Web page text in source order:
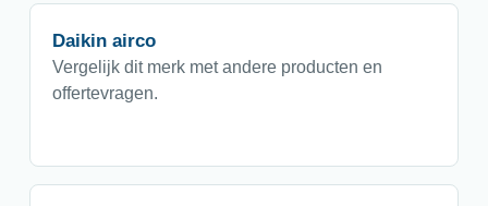
Daikin airco
Vergelijk dit merk met andere producten en
offertevragen.